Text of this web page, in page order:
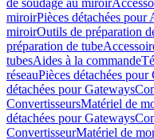
de soudage au miroir
miroirPièces détachées pour
miroirOutils de préparation
préparation de tube
tubesAides à la commande
réseauPièces détachées pour
détachées pour Gateways
ConvertisseursMatériel de
détachées pour Gateways
ConvertisseurMatériel de